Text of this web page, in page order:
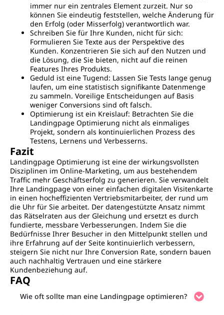
immer nur ein zentrales Element zurzeit. Nur so
können Sie eindeutig feststellen, welche Änderung für
den Erfolg (oder Misserfolg) verantwortlich war.
Schreiben Sie für Ihre Kunden, nicht für sich:
Formulieren Sie Texte aus der Perspektive des
Kunden. Konzentrieren Sie sich auf den Nutzen und
die Lösung, die Sie bieten, nicht auf die reinen
Features Ihres Produkts.
Geduld ist eine Tugend: Lassen Sie Tests lange genug
laufen, um eine statistisch signifikante Datenmenge
zu sammeln. Voreilige Entscheidungen auf Basis
weniger Conversions sind oft falsch.
Optimierung ist ein Kreislauf: Betrachten Sie die
Landingpage Optimierung nicht als einmaliges
Projekt, sondern als kontinuierlichen Prozess des
Testens, Lernens und Verbesserns.
Fazit
Landingpage Optimierung ist eine der wirkungsvollsten
Disziplinen im Online-Marketing, um aus bestehendem
Traffic mehr Geschäftserfolg zu generieren. Sie verwandelt
Ihre Landingpage von einer einfachen digitalen Visitenkarte
in einen hocheffizienten Vertriebsmitarbeiter, der rund um
die Uhr für Sie arbeitet. Der datengestützte Ansatz nimmt
das Rätselraten aus der Gleichung und ersetzt es durch
fundierte, messbare Verbesserungen. Indem Sie die
Bedürfnisse Ihrer Besucher in den Mittelpunkt stellen und
ihre Erfahrung auf der Seite kontinuierlich verbessern,
steigern Sie nicht nur Ihre Conversion Rate, sondern bauen
auch nachhaltig Vertrauen und eine stärkere
Kundenbeziehung auf.
FAQ
Wie oft sollte man eine Landingpage optimieren?